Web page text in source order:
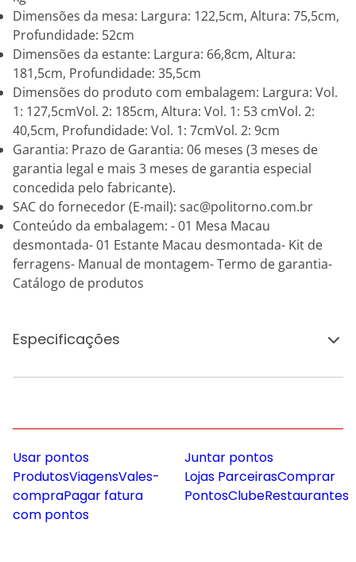
Dimensões da mesa: Largura: 122,5cm, Altura: 75,5cm,
Profundidade: 52cm
Dimensões da estante: Largura: 66,8cm, Altura:
181,5cm, Profundidade: 35,5cm
Dimensões do produto com embalagem: Largura: Vol.
1: 127,5cmVol. 2: 185cm, Altura: Vol. 1: 53 cmVol. 2:
40,5cm, Profundidade: Vol. 1: 7cmVol. 2: 9cm
Garantia: Prazo de Garantia: 06 meses (3 meses de
garantia legal e mais 3 meses de garantia especial
concedida pelo fabricante).
SAC do fornecedor (E-mail): sac@politorno.com.br
Conteúdo da embalagem: - 01 Mesa Macau
desmontada- 01 Estante Macau desmontada- Kit de
ferragens- Manual de montagem- Termo de garantia-
Catálogo de produtos
Especificações
Usar pontos
ProdutosViagensVales-
compraPagar fatura
com pontos
Juntar pontos
Lojas ParceirasComprar
PontosClubeRestaurantes